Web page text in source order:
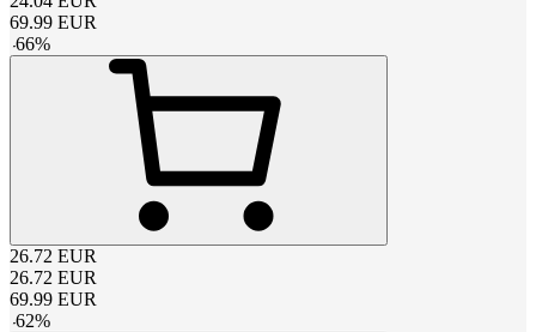
69.99 EUR
-66%
26.72 EUR
26.72 EUR
69.99 EUR
-62%